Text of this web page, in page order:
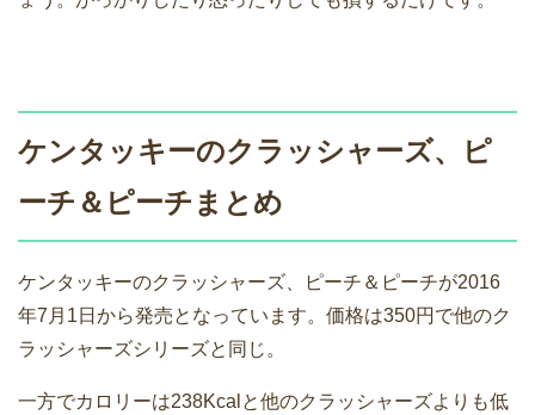
ケンタッキーのクラッシャーズ、ピ
ーチ＆ピーチまとめ
ケンタッキーのクラッシャーズ、ピーチ＆ピーチが2016
年7月1日から発売となっています。価格は350円で他のク
ラッシャーズシリーズと同じ。
一方でカロリーは238Kcalと他のクラッシャーズよりも低